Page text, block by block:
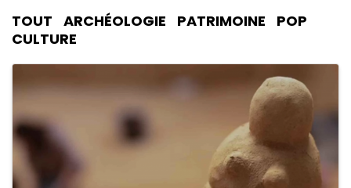
TOUT ARCHÉOLOGIE PATRIMOINE
POP
CULTURE